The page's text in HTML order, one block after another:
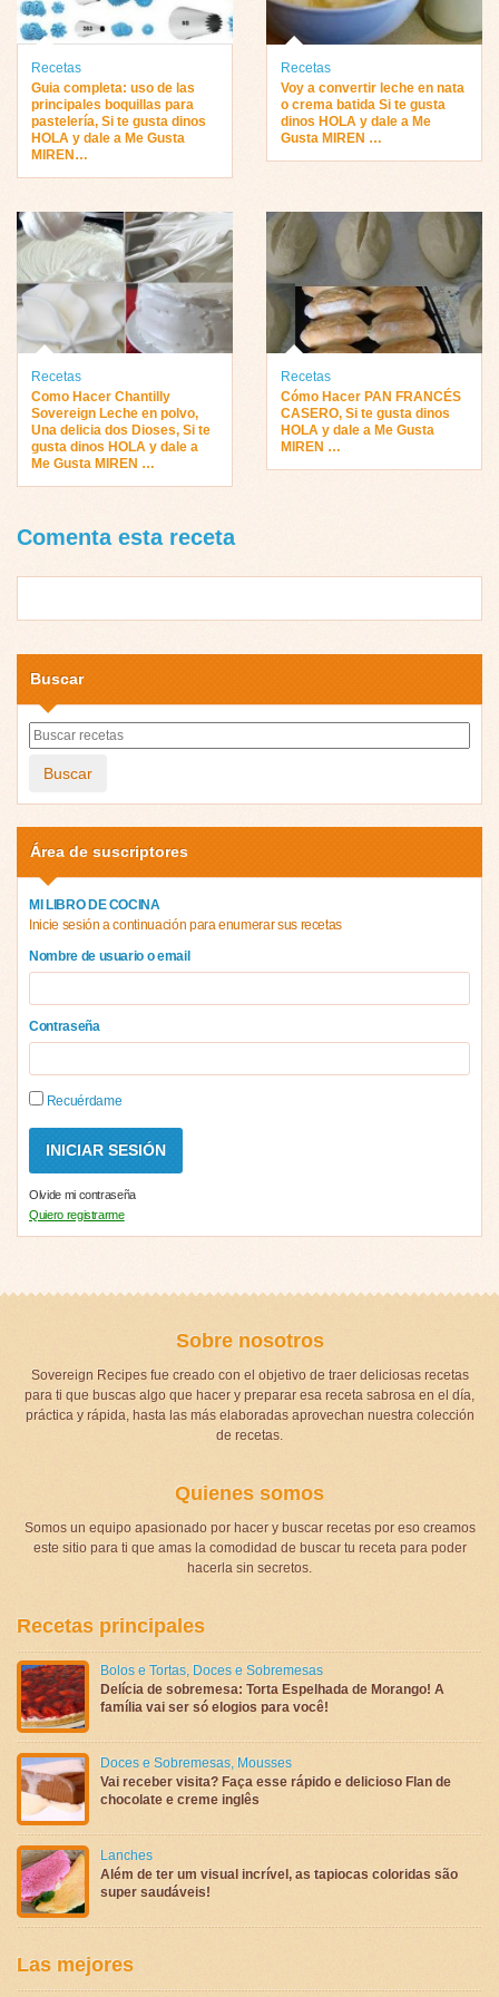
Recetas
Guia completa: uso de las
principales boquillas para
pastelería, Si te gusta dinos
HOLA y dale a Me Gusta
MIREN…
Recetas
Voy a convertir leche en nata
o crema batida Si te gusta
dinos HOLA y dale a Me
Gusta MIREN …
Recetas
Como Hacer Chantilly
Sovereign Leche en polvo,
Una delicia dos Dioses, Si te
gusta dinos HOLA y dale a
Me Gusta MIREN …
Recetas
Cómo Hacer PAN FRANCÉS
CASERO, Si te gusta dinos
HOLA y dale a Me Gusta
MIREN …
Comenta esta receta
Buscar
Buscar
Área de suscriptores
MI LIBRO DE COCINA
Inicie sesión a continuación para enumerar sus recetas
Nombre de usuario o email
Contraseña
Recuérdame
Olvide mi contraseña
Quiero registrarme
Sobre nosotros
Sovereign Recipes fue creado con el objetivo de traer deliciosas recetas
para ti que buscas algo que hacer y preparar esa receta sabrosa en el día,
práctica y rápida, hasta las más elaboradas aprovechan nuestra colección
de recetas.
Quienes somos
Somos un equipo apasionado por hacer y buscar recetas por eso creamos
este sitio para ti que amas la comodidad de buscar tu receta para poder
hacerla sin secretos.
Recetas principales
Bolos e Tortas, Doces e Sobremesas
Delícia de sobremesa: Torta Espelhada de Morango! A
família vai ser só elogios para você!
Doces e Sobremesas, Mousses
Vai receber visita? Faça esse rápido e delicioso Flan de
chocolate e creme inglês
Lanches
Além de ter um visual incrível, as tapiocas coloridas são
super saudáveis!
Las mejores